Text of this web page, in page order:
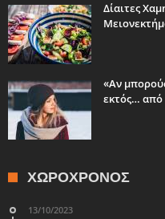
Δίαιτες
«Αν
εκτός… από
ΧΩΡΟΧΡΌΝΟΣ
13/10/2023